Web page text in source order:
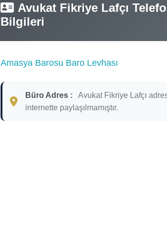
Avukat Fikriye Lafçı
Bilgileri
Amasya Barosu Baro Levhası
Büro Adres :
Avukat Fikriye Lafçı
internette paylaşılmamıştır.